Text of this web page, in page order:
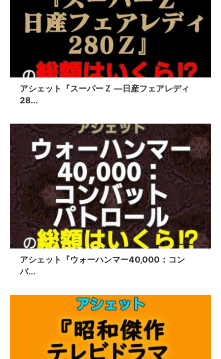
アシェット『スーパーＺ ―日産フェアレディ
28...
アシェット『ウォーハンマー40,000：コン
バ...